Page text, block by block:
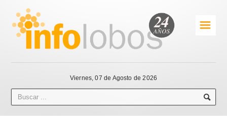
☰
Viernes, 07 de Agosto de 2026